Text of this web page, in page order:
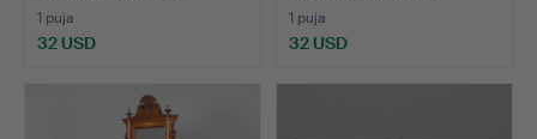
1 puja
32 USD
1 puja
32 USD